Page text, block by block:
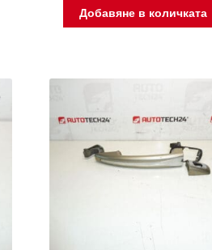
Добавяне в количката